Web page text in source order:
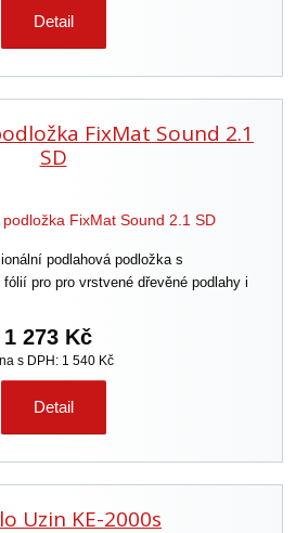
Detail
FixMat Sound 2.1
SD
podlahová podložka s
pro pro vrstvené dřevěné podlahy i
1 273 Kč
s DPH: 1 540 Kč
Detail
Uzin KE-2000s